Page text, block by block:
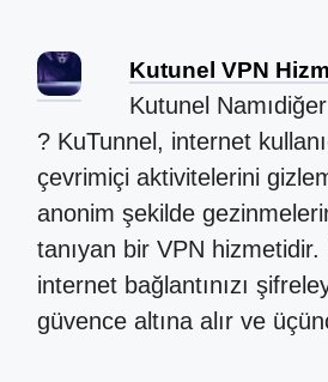
Kutunel VPN
Kutunel
? KuTunnel, internet
çevrimiçi aktivitelerini
anonim şekilde
tanıyan bir VPN hizmetidir.
internet bağlantınızı
güvence altına alır ve